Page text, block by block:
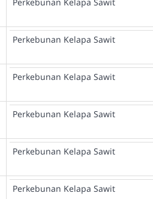
Perkebunan Kelapa Sawit
Perkebunan Kelapa Sawit
Perkebunan Kelapa Sawit
Perkebunan Kelapa Sawit
Perkebunan Kelapa Sawit